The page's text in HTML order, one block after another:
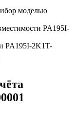
моделью
PA195I-
PA195I-2K1T-